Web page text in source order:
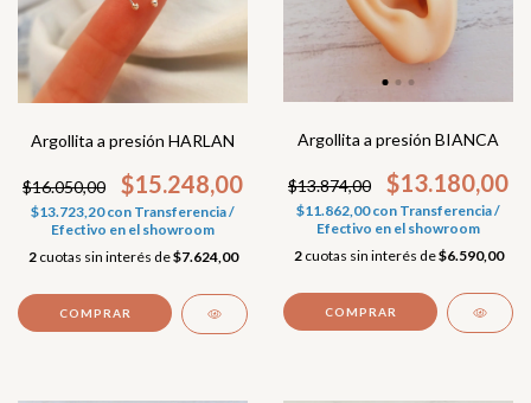
Argollita a presión HARLAN
$16.050,00 $15.248,00
$13.723,20con Transferencia /
Efectivo en el showroom
2 cuotas sin interés de$7.624,00
Argollita a presión BIANCA
$13.874,00 $13.180,00
$11.862,00con Transferencia /
Efectivo en el showroom
2 cuotas sin interés de$6.590,00